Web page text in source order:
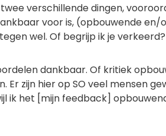
twee verschillende dingen,
voor is, (opbouwende
wel. Of begrijp ik je verkeerd?
dankbaar. Of kritiek
Er zijn hier op SO veel mensen
ik het [mijn feedback]